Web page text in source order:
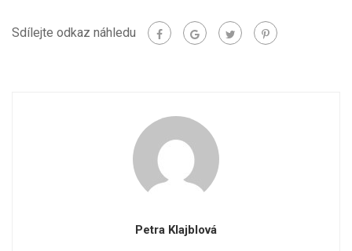
Sdílejte odkaz náhledu
Petra Klajblová